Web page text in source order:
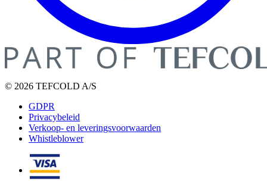
© 2026 TEFCOLD A/S
GDPR
Privacybeleid
Verkoop- en leveringsvoorwaarden
Whistleblower